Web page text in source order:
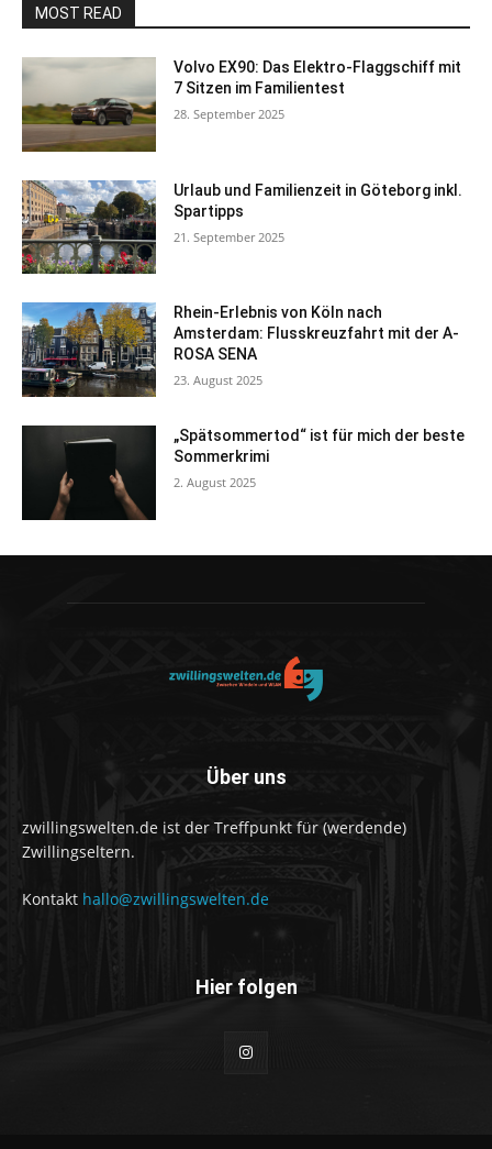
MOST READ
Volvo EX90: Das Elektro-Flaggschiff mit
7 Sitzen im Familientest
28. September 2025
Urlaub und Familienzeit in Göteborg inkl.
Spartipps
21. September 2025
Rhein-Erlebnis von Köln nach
Amsterdam: Flusskreuzfahrt mit der A-
ROSA SENA
23. August 2025
„Spätsommertod“ ist für mich der beste
Sommerkrimi
2. August 2025
Über uns
zwillingswelten.de ist der Treffpunkt für (werdende)
Zwillingseltern.
Kontakt hallo@zwillingswelten.de
Hier folgen